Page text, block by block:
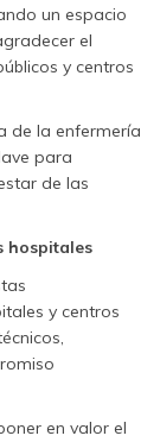
un espacio
el
y centros
de la enfermería
para
de las
hospitales
y centros
en valor el